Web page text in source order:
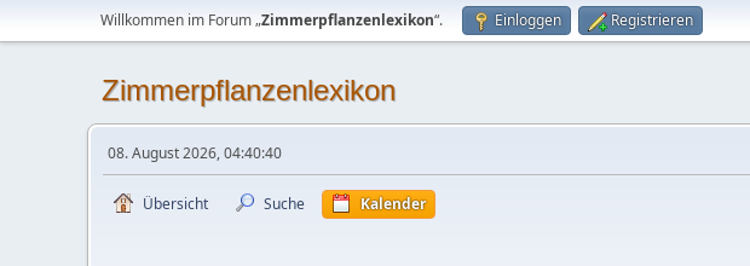
Willkommen im Forum „Zimmerpflanzenlexikon“. Einloggen Registrieren
Zimmerpflanzenlexikon
08. August 2026, 04:40:40
Übersicht Suche Kalender